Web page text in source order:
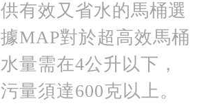
有效又省水的馬桶選
MAP對於超高效馬桶
量需在4公升以下，
量須達600克以上。